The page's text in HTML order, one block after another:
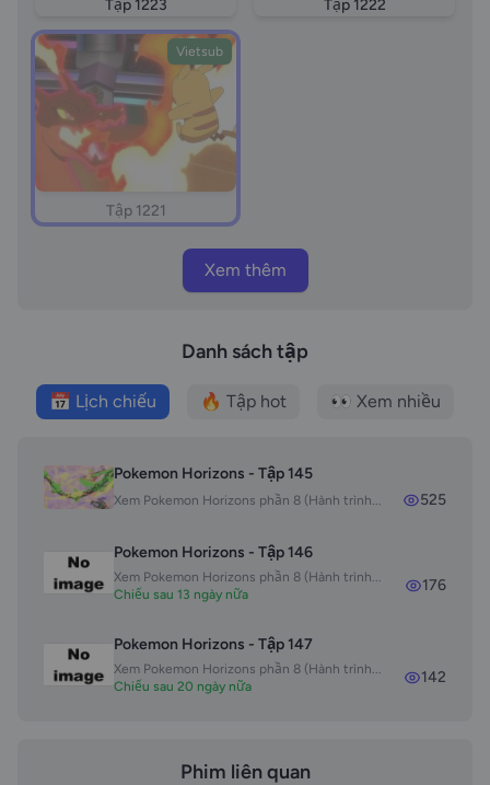
Tập 1223 Tập 1222
Vietsub
Tập 1221
Xem thêm
Danh sách tập
📅 Lịch chiếu 🔥 Tập hot 👀 Xem nhiều
Pokemon Horizons - Tập 145
Xem Pokemon Horizons phần 8 (Hành trình... 525
Pokemon Horizons - Tập 146
Xem Pokemon Horizons phần 8 (Hành trình...
Chiếu sau 13 ngày nữa
176
Pokemon Horizons - Tập 147
Xem Pokemon Horizons phần 8 (Hành trình...
Chiếu sau 20 ngày nữa
142
Phim liên quan